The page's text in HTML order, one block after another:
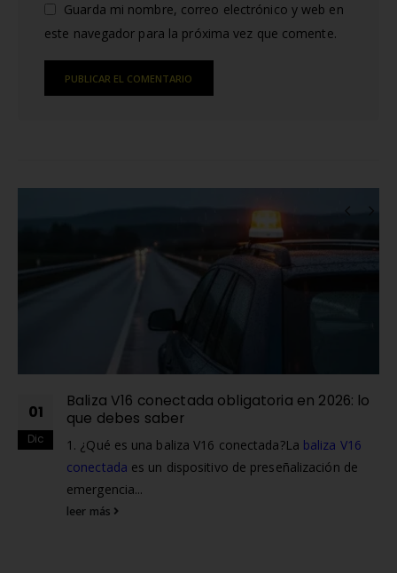
Guarda mi nombre, correo electrónico y web en
este navegador para la próxima vez que comente.
13
Mar
Baliza V16: ¿Qué es, cuándo será obligatoria y
cómo elegir la correcta?
La baliza V16 conectada será obligatoria en todos los
vehículos a partir del 1 de enero de 2026. Te
explicamos...
leer más